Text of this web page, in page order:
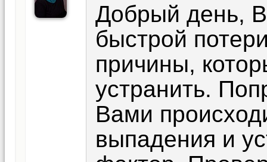
Добрый день,
быстрой
причины,
устранить.
Вами
выпадения и